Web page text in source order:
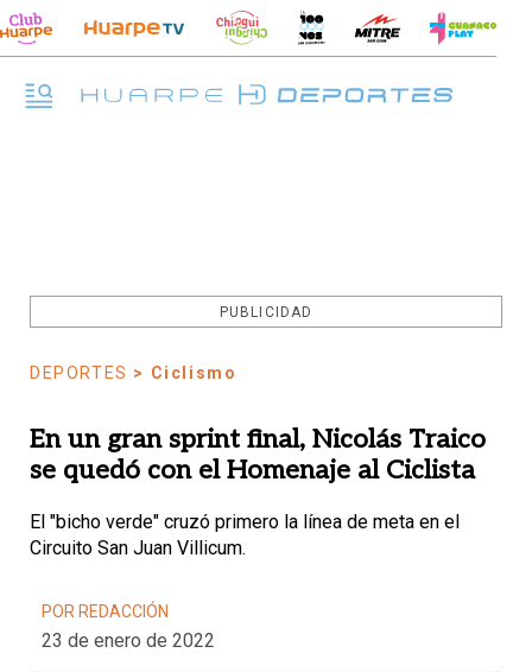
PUBLICIDAD
DEPORTES > Ciclismo
En un gran sprint final, Nicolás Traico
se quedó con el Homenaje al Ciclista
El "bicho verde" cruzó primero la línea de meta en el
Circuito San Juan Villicum.
POR REDACCIÓN
23 de enero de 2022